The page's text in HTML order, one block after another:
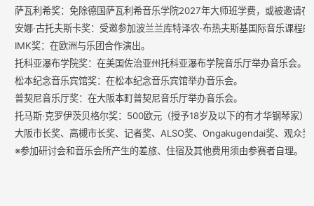
萨瓦利希奖：免除德国萨瓦利希音乐学院2027年大师班学费，或被邀请
安娜·古托夫斯卡奖：受邀参加波兰兰库特泽农·布热夫斯基国际音乐课程
IMK奖：在欧洲与乐团合作演出。
托科亚瀑布学院奖：在美国佐治亚州托科亚瀑布学院音乐厅举办音乐会。
松本纪念音乐宾馆奖：在松本纪念音乐宾馆举办音乐会。
普契尼音乐厅奖：在大阪本町普契尼音乐厅举办音乐会。
托马斯·克罗伊茨贝格尔奖：500欧元（授予18岁及以下的有才华钢琴家）
大阪市长奖、高槻市长奖、记者奖、ALSO奖、Ongakugendai奖、观众
※参加研讨会和音乐会所产生的差旅、住宿及其他费用须由参赛者自理。